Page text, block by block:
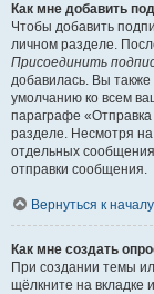
Как мне добавить
Чтобы добавить
личном разделе.
Присоединить
добавилась. Вы
умолчанию ко всем
параграфе
разделе. Несмотря
отдельных
отправки сообщения.
Вернуться к началу
Как мне создать
При создании темы
щёлкните на вкладке